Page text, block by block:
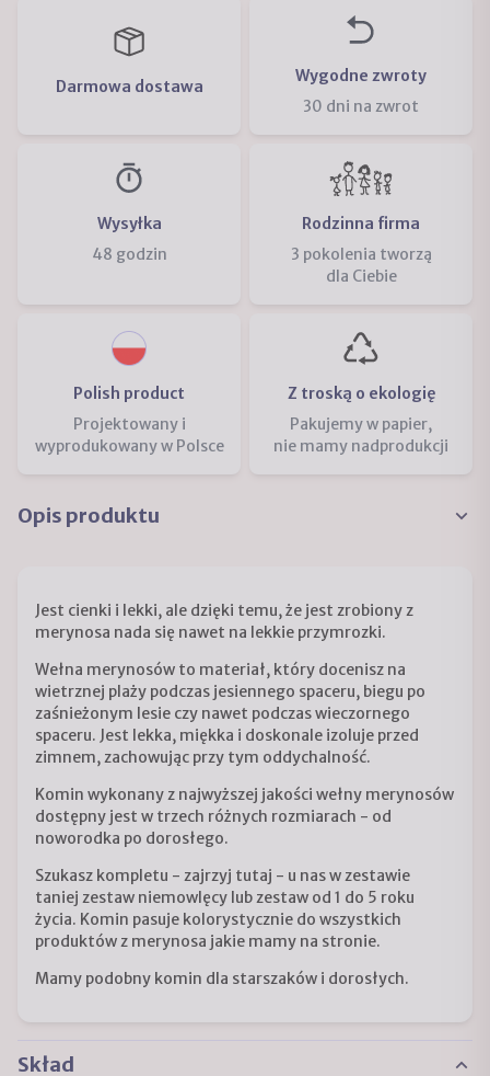
Darmowa dostawa
Wygodne zwroty
30 dni na zwrot
Wysyłka
48 godzin
Rodzinna firma
3 pokolenia tworzą
dla Ciebie
Polish product
Projektowany i
wyprodukowany w Polsce
Z troską o ekologię
Pakujemy w papier,
nie mamy nadprodukcji
Opis produktu
Jest cienki i lekki, ale dzięki temu, że jest zrobiony z
merynosa nada się nawet na lekkie przymrozki.
Wełna merynosów to materiał, który docenisz na
wietrznej plaży podczas jesiennego spaceru, biegu po
zaśnieżonym lesie czy nawet podczas wieczornego
spaceru. Jest lekka, miękka i doskonale izoluje przed
zimnem, zachowując przy tym oddychalność.
Komin wykonany z najwyższej jakości wełny merynosów
dostępny jest w trzech różnych rozmiarach - od
noworodka po dorosłego.
Szukasz kompletu - zajrzyj tutaj - u nas w zestawie
taniej zestaw niemowlęcy lub zestaw od 1 do 5 roku
życia. Komin pasuje kolorystycznie do wszystkich
produktów z merynosa jakie mamy na stronie.
Mamy podobny komin dla starszaków i dorosłych.
Skład